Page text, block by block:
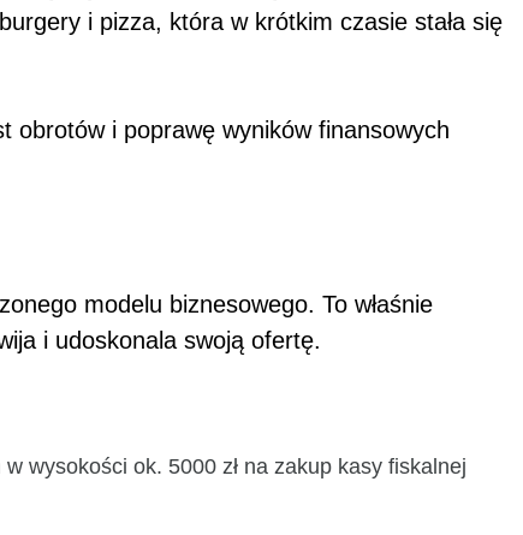
i pizza, która w krótkim czasie stała się
obrotów i poprawę wyników finansowych
modelu biznesowego. To właśnie
i udoskonala swoją ofertę.
wysokości ok. 5000 zł na zakup kasy fiskalnej